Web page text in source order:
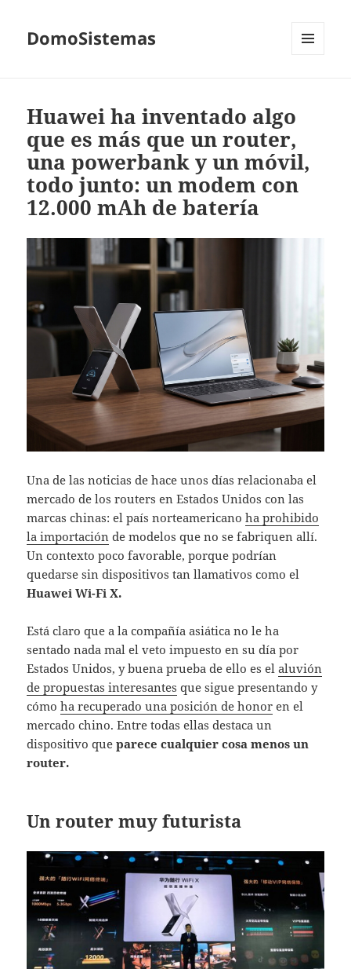
DomoSistemas
Huawei ha inventado algo
que es más que un router,
una powerbank y un móvil,
todo junto: un modem con
12.000 mAh de batería
Una de las noticias de hace unos días relacionaba el
mercado de los routers en Estados Unidos con las
marcas chinas: el país norteamericanoha prohibido
la importación de modelos que no se fabriquen allí.
Un contexto poco favorable, porque podrían
quedarse sin dispositivos tan llamativos como el
Huawei Wi-Fi X.
Está claro que a la compañía asiática no le ha
sentado nada mal el veto impuesto en su día por
Estados Unidos, y buena prueba de ello es elaluvión
de propuestas interesantes que sigue presentando y
cómoha recuperado una posición de honor en el
mercado chino. Entre todas ellas destaca un
dispositivo queparece cualquier cosa menos un
router.
Un router muy futurista